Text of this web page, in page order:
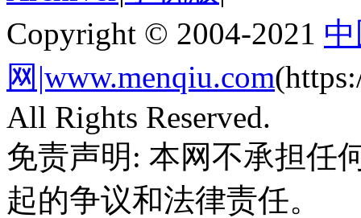
Copyright © 2004-2021
网|www.menqiu.com
All Rights Reserved.
免责声明: 本网不承担任
起的争议和法律责任。